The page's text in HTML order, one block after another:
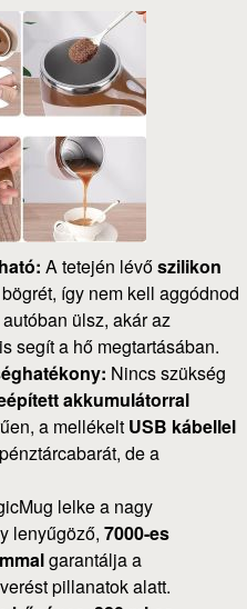
A tetején lévőszilikon
így nem kell aggódnod
ülsz, akár az
segít a hő megtartásában.
Nincs szükség
akkumulátorral
a mellékelt USB kábellel
de a
lelke a nagy
lenyűgöző, 7000-es
garantálja a
pillanatok alatt.